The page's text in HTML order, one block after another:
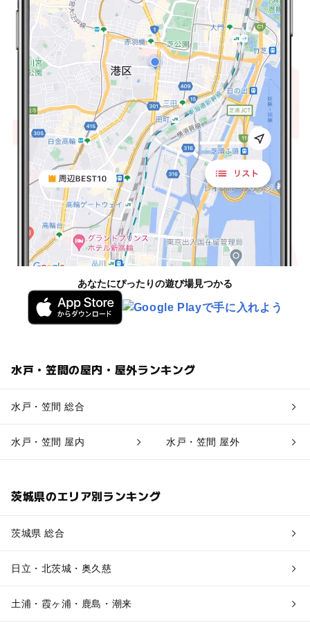
あなたにぴったりの遊び場見つかる
水戸・笠間の屋内・屋外ランキング
水戸・笠間 総合
水戸・笠間 屋内 水戸・笠間 屋外
茨城県のエリア別ランキング
茨城県 総合
日立・北茨城・奥久慈
土浦・霞ヶ浦・鹿島・潮来